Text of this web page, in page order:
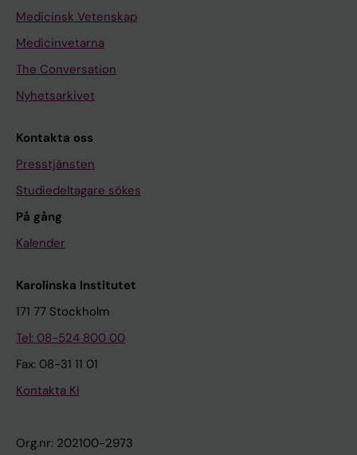
Medicinsk Vetenskap
Medicinvetarna
The Conversation
Nyhetsarkivet
Kontakta oss
Presstjänsten
Studiedeltagare sökes
På gång
Kalender
Karolinska Institutet
171 77 Stockholm
Tel: 08-524 800 00
Fax: 08-31 11 01
Kontakta KI
Org.nr: 202100-2973